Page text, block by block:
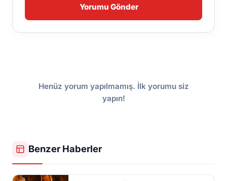
Yorumu Gönder
Henüz yorum yapılmamış. İlk yorumu siz
yapın!
Benzer Haberler